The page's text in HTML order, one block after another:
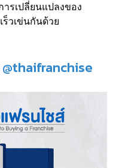
รเปลี่ยนแปลงของ
วเข่นกันด้วย
@thaifranchise